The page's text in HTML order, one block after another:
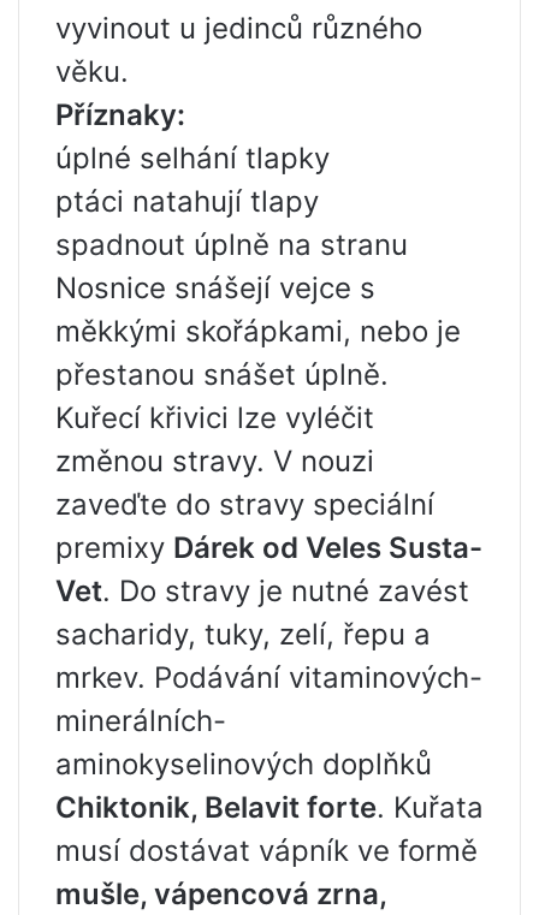
vyvinout u jedinců různého
věku.
Příznaky:
úplné selhání tlapky
ptáci natahují tlapy
spadnout úplně na stranu
Nosnice snášejí vejce s
měkkými skořápkami, nebo je
přestanou snášet úplně.
Kuřecí křivici lze vyléčit
změnou stravy. V nouzi
zaveďte do stravy speciální
premixy Dárek od Veles Susta-
Vet. Do stravy je nutné zavést
sacharidy, tuky, zelí, řepu a
mrkev. Podávání vitaminových-
minerálních-
aminokyselinových doplňků
Chiktonik, Belavit forte. Kuřata
musí dostávat vápník ve formě
mušle, vápencová zrna,